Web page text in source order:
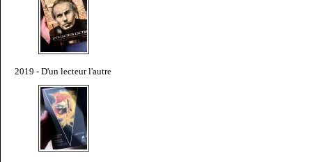
2019 - D'un lecteur l'autre